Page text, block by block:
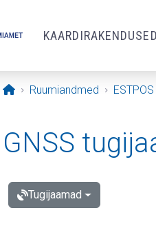
KAARDIRAKENDUSED
Avaleht
Ruumiandmed ESTPOS
GNSS
Tugijaamad